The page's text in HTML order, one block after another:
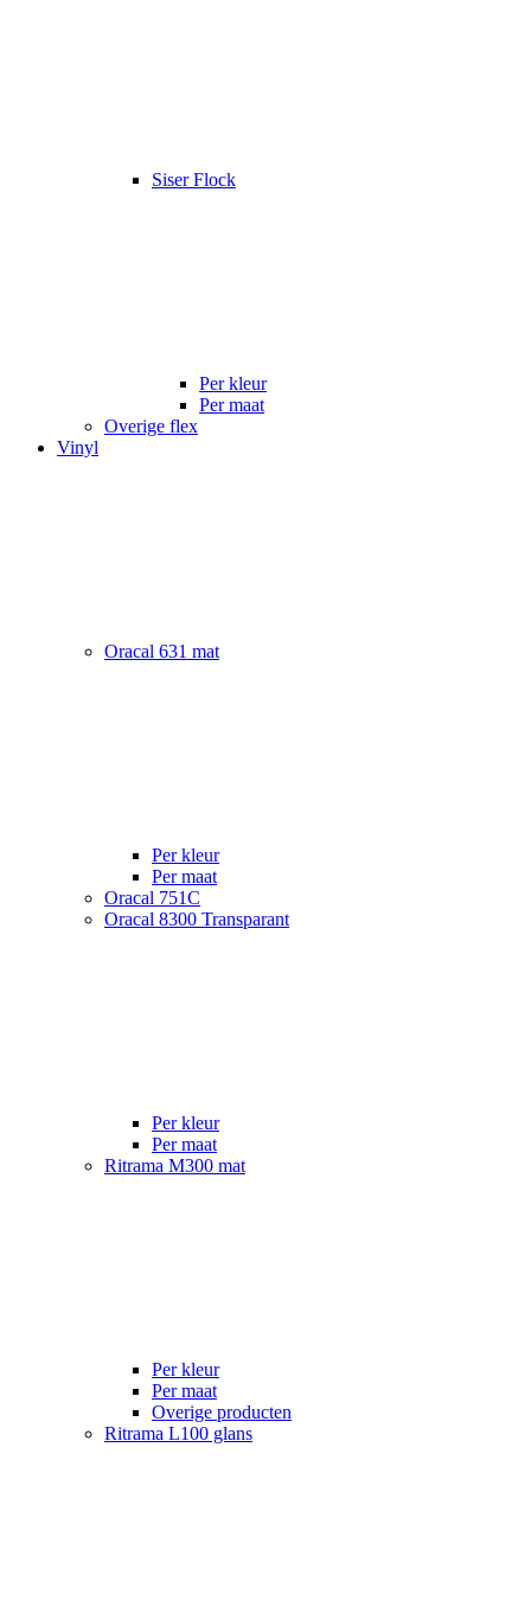
Siser Flock
Per kleur
Per maat
Overige flex
Vinyl
Oracal 631 mat
Per kleur
Per maat
Oracal 751C
Oracal 8300 Transparant
Per kleur
Per maat
Ritrama M300 mat
Per kleur
Per maat
Overige producten
Ritrama L100 glans